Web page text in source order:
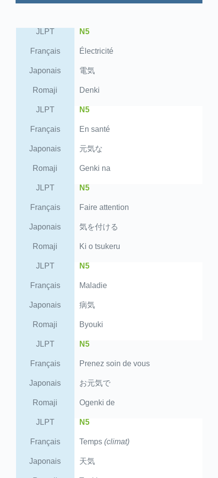
JLPT N5
Français Électricité
Japonais 電気
Romaji Denki
JLPT N5
Français En santé
Japonais 元気な
Romaji Genki na
JLPT N5
Français Faire attention
Japonais 気を付ける
Romaji Ki o tsukeru
JLPT N5
Français Maladie
Japonais 病気
Romaji Byouki
JLPT N5
Français Prenez soin de vous
Japonais お元気で
Romaji Ogenki de
JLPT N5
Français Temps (climat)
Japonais 天気